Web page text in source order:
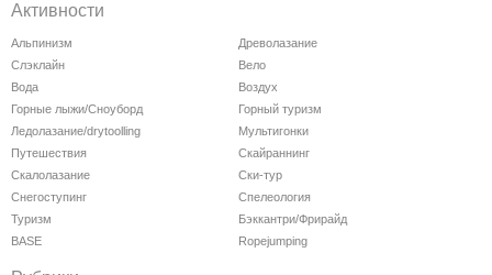
Активности
Альпинизм
Древолазание
Слэклайн
Вело
Вода
Воздух
Горные лыжи/Сноуборд
Горный туризм
Ледолазание/drytoolling
Мультигонки
Путешествия
Скайраннинг
Скалолазание
Ски-тур
Снегоступинг
Спелеология
Туризм
Бэккантри/Фрирайд
BASE
Ropejumping